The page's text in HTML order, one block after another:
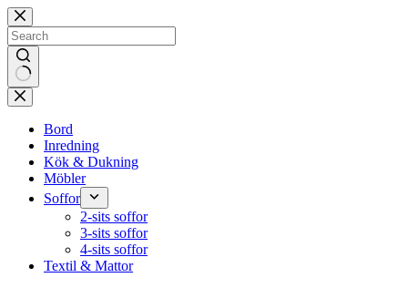
Skip
to
content
No
results
Bord
Inredning
Kök & Dukning
Möbler
Soffor
2-sits soffor
3-sits soffor
4-sits soffor
Textil & Mattor